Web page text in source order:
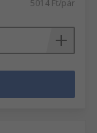
5014 Ft/pár